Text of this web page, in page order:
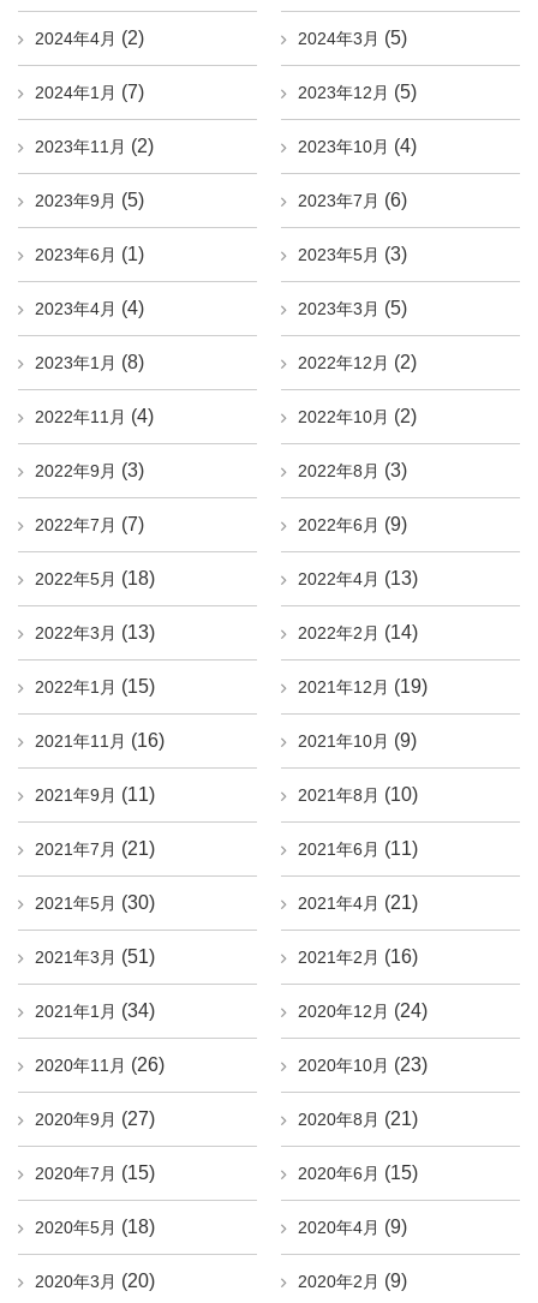
2024年4月 (2) 2024年3月 (5)
2024年1月 (7) 2023年12月 (5)
2023年11月 (2) 2023年10月 (4)
2023年9月 (5) 2023年7月 (6)
2023年6月 (1) 2023年5月 (3)
2023年4月 (4) 2023年3月 (5)
2023年1月 (8) 2022年12月 (2)
2022年11月 (4) 2022年10月 (2)
2022年9月 (3) 2022年8月 (3)
2022年7月 (7) 2022年6月 (9)
2022年5月 (18) 2022年4月 (13)
2022年3月 (13) 2022年2月 (14)
2022年1月 (15) 2021年12月 (19)
2021年11月 (16) 2021年10月 (9)
2021年9月 (11) 2021年8月 (10)
2021年7月 (21) 2021年6月 (11)
2021年5月 (30) 2021年4月 (21)
2021年3月 (51) 2021年2月 (16)
2021年1月 (34) 2020年12月 (24)
2020年11月 (26) 2020年10月 (23)
2020年9月 (27) 2020年8月 (21)
2020年7月 (15) 2020年6月 (15)
2020年5月 (18) 2020年4月 (9)
2020年3月 (20) 2020年2月 (9)